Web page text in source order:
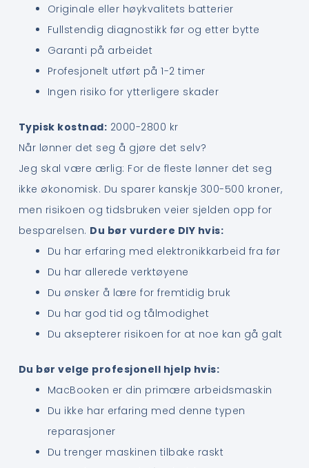
Originale eller høykvalitets batterier
Fullstendig diagnostikk før og etter bytte
Garanti på arbeidet
Profesjonelt utført på 1-2 timer
Ingen risiko for ytterligere skader
Typisk kostnad: 2000-2800 kr
Når lønner det seg å gjøre det selv?
Jeg skal være ærlig: For de fleste lønner det seg
ikke økonomisk. Du sparer kanskje 300-500 kroner,
men risikoen og tidsbruken veier sjelden opp for
besparelsen. Du bør vurdere DIY hvis:
Du har erfaring med elektronikkarbeid fra før
Du har allerede verktøyene
Du ønsker å lære for fremtidig bruk
Du har god tid og tålmodighet
Du aksepterer risikoen for at noe kan gå galt
Du bør velge profesjonell hjelp hvis:
MacBooken er din primære arbeidsmaskin
Du ikke har erfaring med denne typen
reparasjoner
Du trenger maskinen tilbake raskt